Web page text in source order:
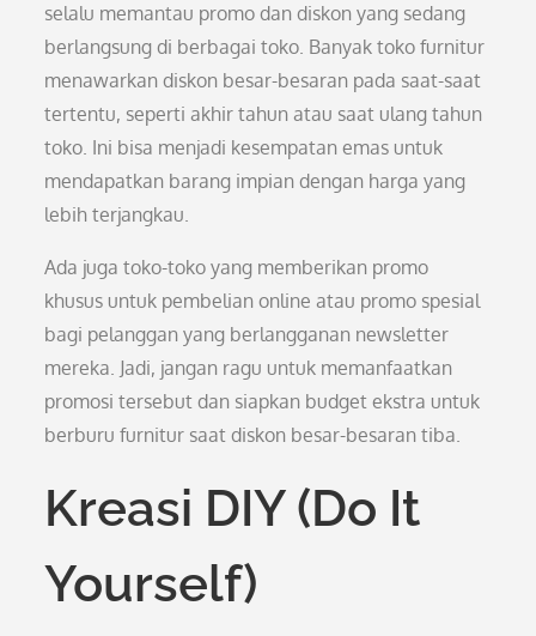
selalu memantau promo dan diskon yang sedang
berlangsung di berbagai toko. Banyak toko furnitur
menawarkan diskon besar-besaran pada saat-saat
tertentu, seperti akhir tahun atau saat ulang tahun
toko. Ini bisa menjadi kesempatan emas untuk
mendapatkan barang impian dengan harga yang
lebih terjangkau.
Ada juga toko-toko yang memberikan promo
khusus untuk pembelian online atau promo spesial
bagi pelanggan yang berlangganan newsletter
mereka. Jadi, jangan ragu untuk memanfaatkan
promosi tersebut dan siapkan budget ekstra untuk
berburu furnitur saat diskon besar-besaran tiba.
Kreasi DIY (Do It
Yourself)